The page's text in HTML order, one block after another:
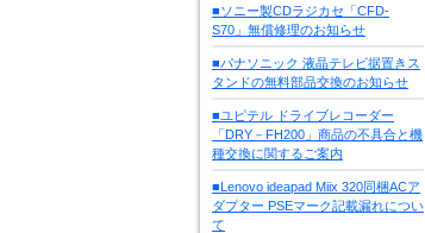
■ソニー製CDラジカセ「CFD-
S70」無償修理のお知らせ
■パナソニック 液晶テレビ据置きス
タンドの無料部品交換のお知らせ
■ユピテル ドライブレコーダー
「DRY－FH200」商品の不具合と機
種交換に関するご案内
■Lenovo ideapad Miix 320同梱ACア
ダプター PSEマーク記載漏れについ
て